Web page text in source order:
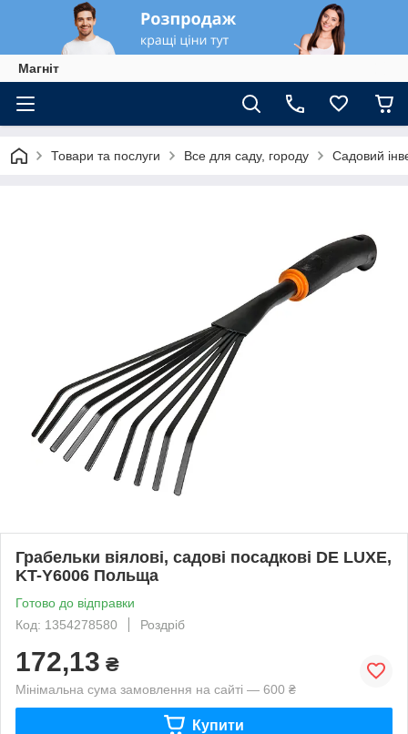
Магніт
Товари та послуги Все для саду, городу Садовий
Грабельки віялові, садові посадкові DE LUXE,
KT-Y6006 Польща
Готово до відправки
Код: 1354278580
Роздріб
172,13 ₴
Мінімальна сума замовлення на сайті — 600 ₴
Купити